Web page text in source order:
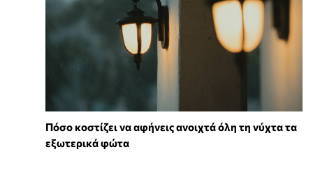
Πόσο κοστίζει να αφήνεις ανοιχτά όλη τη νύχτα τα
εξωτερικά φώτα